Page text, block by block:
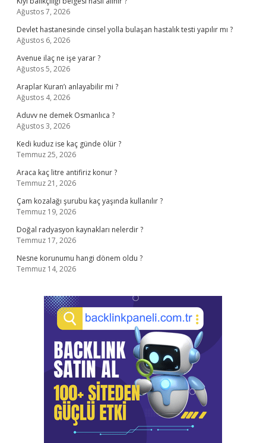
Ağustos 7, 2026
Devlet hastanesinde cinsel yolla bulaşan hastalık testi yapılır mı ?
Ağustos 6, 2026
Avenue ilaç ne işe yarar ?
Ağustos 5, 2026
Araplar Kuran’ı anlayabilir mi ?
Ağustos 4, 2026
Aduvv ne demek Osmanlıca ?
Ağustos 3, 2026
Kedi kuduz ise kaç günde ölür ?
Temmuz 25, 2026
Araca kaç litre antifiriz konur ?
Temmuz 21, 2026
Çam kozalağı şurubu kaç yaşında kullanılır ?
Temmuz 19, 2026
Doğal radyasyon kaynakları nelerdir ?
Temmuz 17, 2026
Nesne korunumu hangi dönem oldu ?
Temmuz 14, 2026